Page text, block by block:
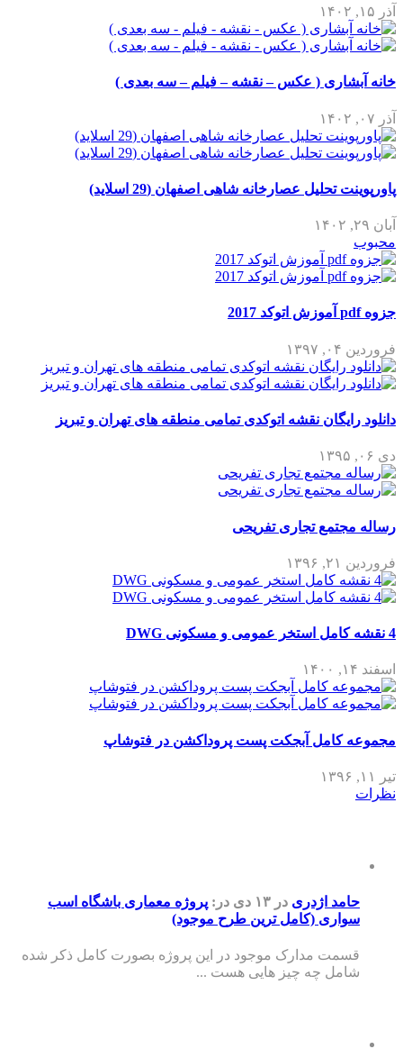
آذر ۱۵, ۱۴۰۲
خانه آبشاری ( عکس – نقشه – فیلم – سه بعدی )
آذر ۰۷, ۱۴۰۲
پاورپوینت تحلیل عصارخانه شاهی اصفهان (29 اسلاید)
آبان ۲۹, ۱۴۰۲
محبوب
جزوه pdf آموزش اتوکد 2017
فروردین ۰۴, ۱۳۹۷
دانلود رایگان نقشه اتوکدی تمامی منطقه های تهران و تبریز
دی ۰۶, ۱۳۹۵
رساله مجتمع تجاری تفریحی
فروردین ۲۱, ۱۳۹۶
4 نقشه کامل استخر عمومی و مسکونی DWG
اسفند ۱۴, ۱۴۰۰
مجموعه کامل آبجکت پست پروداکشن در فتوشاپ
تیر ۱۱, ۱۳۹۶
نظرات
حامد اژدری در ۱۳ دی در: پروژه معماری باشگاه اسب
سواری (کامل ترین طرح موجود)
قسمت مدارک موجود در این پروژه بصورت کامل ذکر شده
شامل چه چیز هایی هست ...